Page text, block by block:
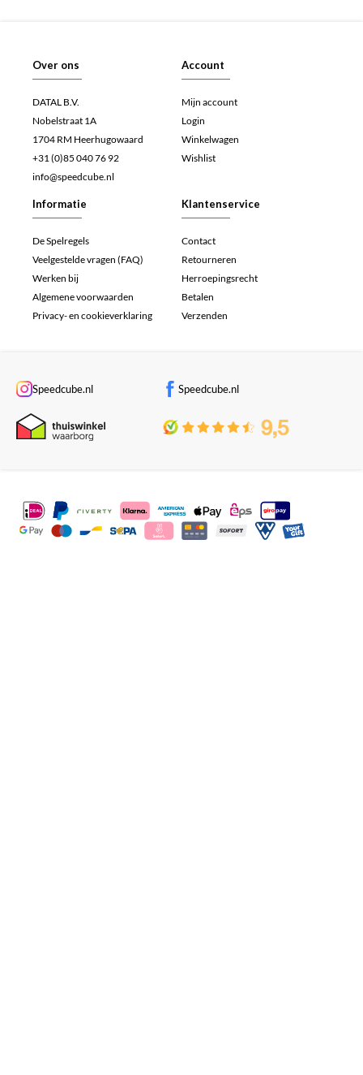
Over ons
DATAL B.V.
Nobelstraat 1A
1704 RM Heerhugowaard
+31 (0)85 040 76 92
info@speedcube.nl
Account
Mijn account
Login
Winkelwagen
Wishlist
Informatie
De Spelregels
Veelgestelde vragen (FAQ)
Werken bij
Algemene voorwaarden
Privacy- en cookieverklaring
Klantenservice
Contact
Retourneren
Herroepingsrecht
Betalen
Verzenden
Speedcube.nl Speedcube.nl